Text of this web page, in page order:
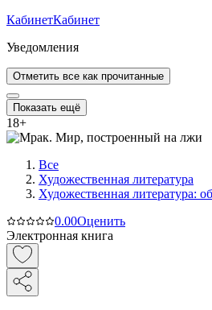
КабинетКабинет
Уведомления
Отметить все как прочитанные
Показать ещё
18+
Все
Художественная литература
Художественная литература:
0.00Оценить
Электронная книга